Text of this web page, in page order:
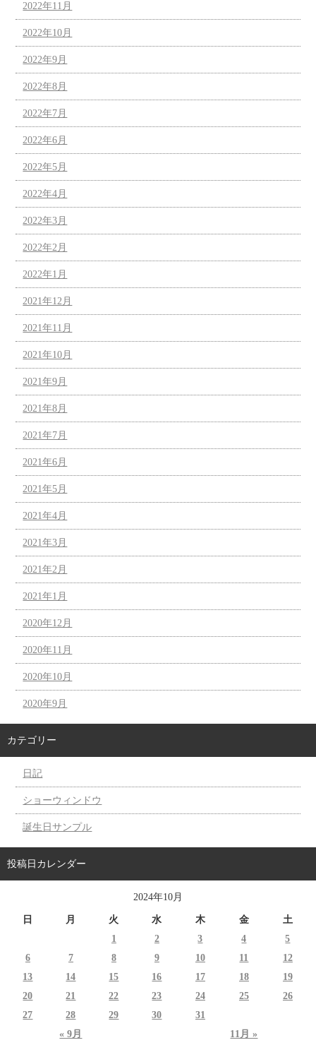
2022年11月
2022年10月
2022年9月
2022年8月
2022年7月
2022年6月
2022年5月
2022年4月
2022年3月
2022年2月
2022年1月
2021年12月
2021年11月
2021年10月
2021年9月
2021年8月
2021年7月
2021年6月
2021年5月
2021年4月
2021年3月
2021年2月
2021年1月
2020年12月
2020年11月
2020年10月
2020年9月
カテゴリー
日記
ショーウィンドウ
誕生日サンプル
投稿日カレンダー
2024年10月
日 月 火 水 木 金 土
« 9月 11月 »
1 2 3 4
5
6
7 8 9 10 11
12
13
14 15 16 17 18
19
20
21 22 23 24 25
26
27
28 29 30 31